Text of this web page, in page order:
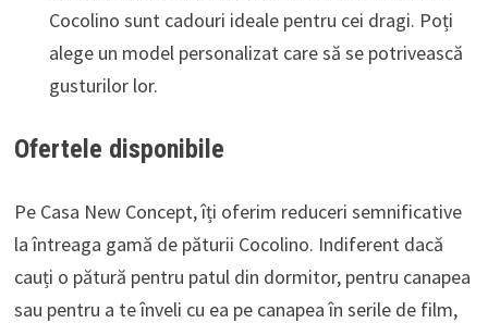
Cocolino sunt cadouri ideale pentru cei dragi. Poți
alege un model personalizat care să se potrivească
gusturilor lor.
Ofertele disponibile
Pe Casa New Concept, îți oferim reduceri semnificative
la întreaga gamă de păturii Cocolino. Indiferent dacă
cauți o pătură pentru patul din dormitor, pentru canapea
sau pentru a te înveli cu ea pe canapea în serile de film,